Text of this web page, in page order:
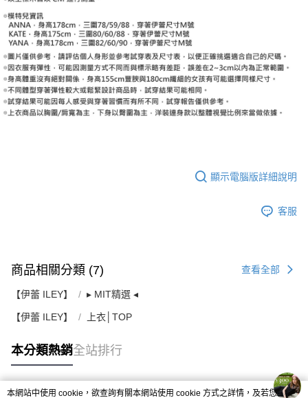
顯示電腦版詳細說明
客服
商品相關分類 (7) 查看全部
【伊蕾 ILEY】 ▸ MIT精選 ◂
【伊蕾 ILEY】 上衣│TOP
本分類熱銷全站排行
本網站中使用 cookie，欲查詢有關本網站使用 cookie 方式之詳情，及若您不希